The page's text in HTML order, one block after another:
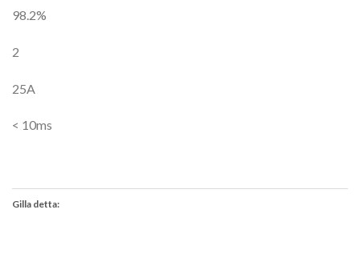
98.2%
2
25A
< 10ms
Gilla detta: